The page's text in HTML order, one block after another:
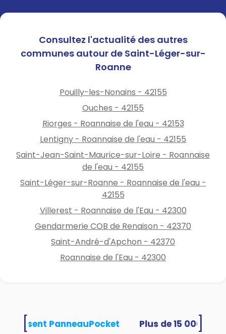
Consultez l'actualité des autres
communes autour de Saint-Léger-sur-
Roanne
Pouilly-les-Nonains - 42155
Ouches - 42155
Riorges - Roannaise de l'eau - 42153
Lentigny - Roannaise de l'eau - 42155
Saint-Jean-Saint-Maurice-sur-Loire - Roannaise
de l'eau - 42155
Saint-Léger-sur-Roanne - Roannaise de l'eau -
42155
Villerest - Roannaise de l'Eau - 42300
Gendarmerie COB de Renaison - 42370
Saint-André-d'Apchon - 42370
Roannaise de l'Eau - 42300
utilisent PanneauPocket